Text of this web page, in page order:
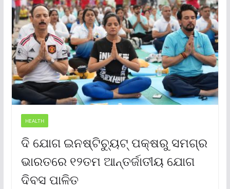
HEALTH
ଦି ଯୋଗ ଇନଷ୍ଟିଚ୍ୟୁଟ୍ ପକ୍ଷରୁ ସମଗ୍ର
ଭାରତରେ ୧୨ତମ ଆନ୍ତର୍ଜାତୀୟ ଯୋଗ
ଦିବସ ପାଳିତ